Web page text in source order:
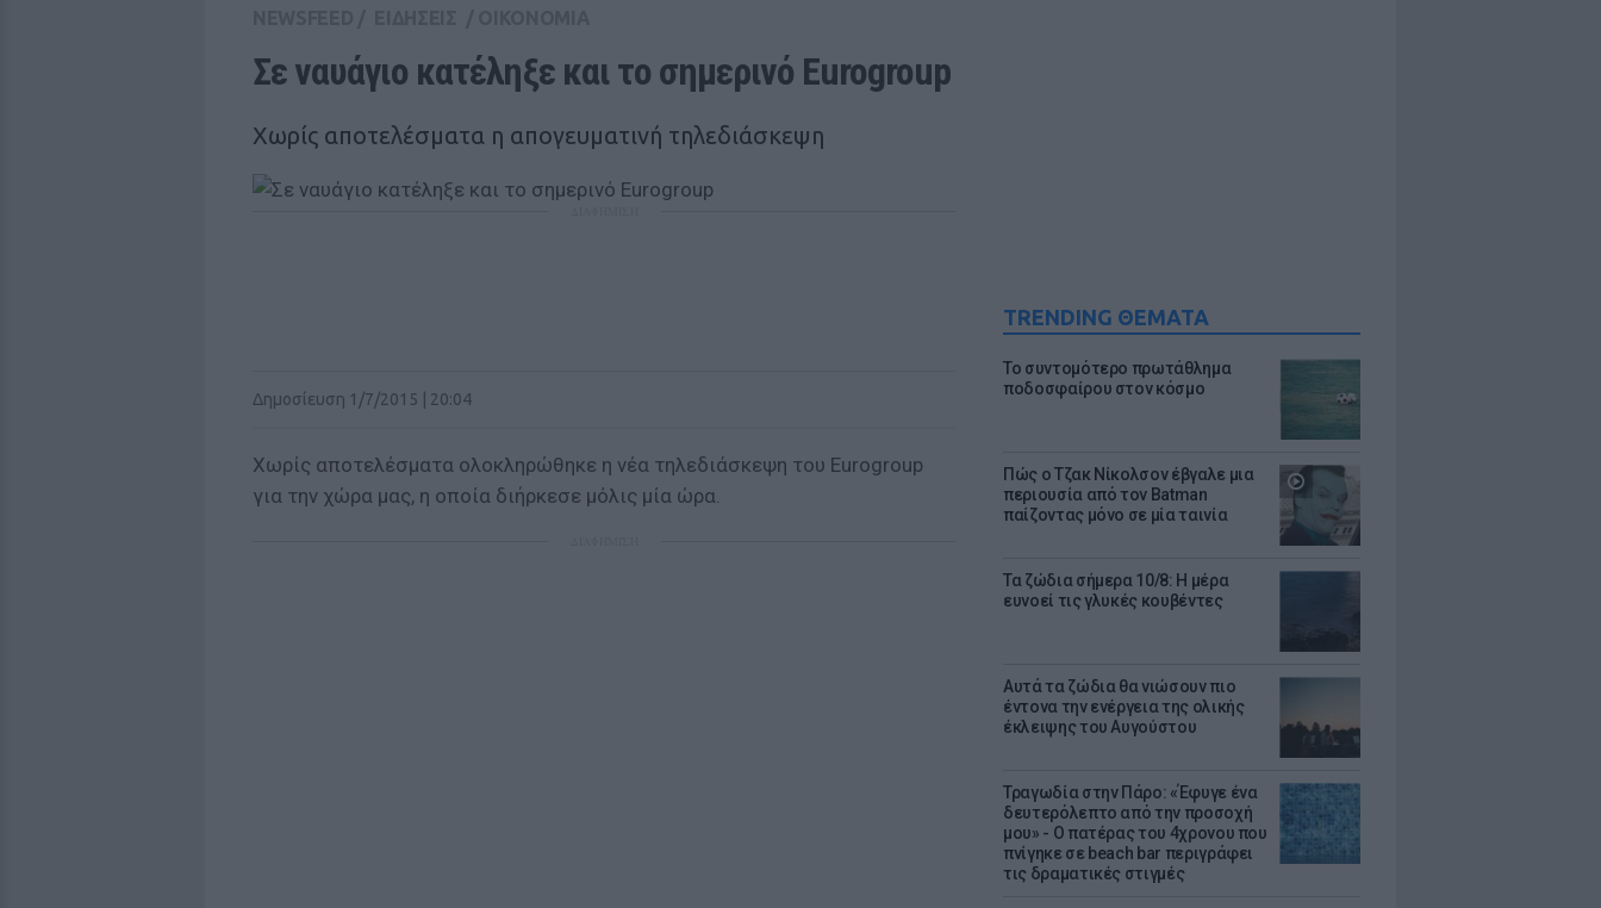
TRENDING ΘΕΜΑΤΑ
Το συντομότερο πρωτάθλημα
ποδοσφαίρου στον κόσμο
Πώς ο Τζακ Νίκολσον έβγαλε μια
περιουσία από τον Batman
παίζοντας μόνο σε μία ταινία
Τα ζώδια σήμερα 10/8: Η μέρα
ευνοεί τις γλυκές κουβέντες
Αυτά τα ζώδια θα νιώσουν πιο
έντονα την ενέργεια της ολικής
έκλειψης του Αυγούστου
Τραγωδία στην Πάρο: «Έφυγε ένα
δευτερόλεπτο από την προσοχή
μου» - Ο πατέρας του 4χρονου που
πνίγηκε σε beach bar περιγράφει
τις δραματικές στιγμές
Σε ναυάγιο κατέληξε και το σημερινό Eurogroup
Χωρίς αποτελέσματα η απογευματινή τηλεδιάσκεψη
Δημοσίευση 1/7/2015 | 20:04
Χωρίς αποτελέσματα ολοκληρώθηκε η νέα τηλεδιάσκεψη του Eurogroup
για την χώρα μας, η οποία διήρκεσε μόλις μία ώρα.